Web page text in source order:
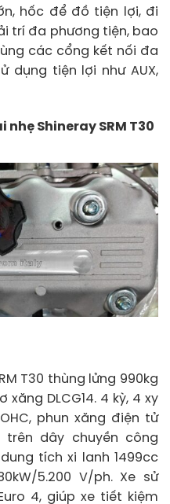
hốc để đồ tiện lợi, đi
trí đa phương tiện, bao
các cổng kết nối đa
dụng tiện lợi như AUX,
Shineray SRM T30
T30 thùng lửng 990kg
DLCG14. 4 kỳ, 4 xy
phun xăng điện tử
dây chuyền công
tích xi lanh 1499cc
5.200 V/ph. Xe sử
4, giúp xe tiết kiệm